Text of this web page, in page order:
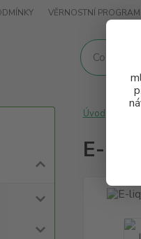
VĚRNOSTNÍ PROGRAM
Úvod
E-